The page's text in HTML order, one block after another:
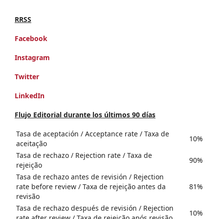
RRSS
Facebook
Instagram
Twitter
LinkedIn
Flujo Editorial durante los últimos 90 días
Tasa de aceptación / Acceptance rate / Taxa de
aceitação
10%
Tasa de rechazo / Rejection rate / Taxa de
rejeição
90%
Tasa de rechazo antes de revisión / Rejection
rate before review / Taxa de rejeição antes da
revisão
81%
Tasa de rechazo después de revisión / Rejection
10%